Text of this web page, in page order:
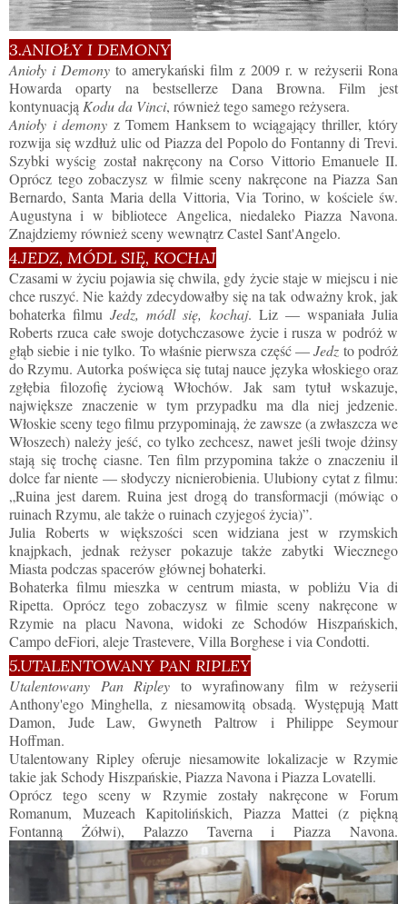
3.ANIOŁY I DEMONY
Anioły i Demony to amerykański film z 2009 r. w reżyserii Rona
Howarda oparty na bestsellerze Dana Browna. Film jest
kontynuacją Kodu da Vinci, również tego samego reżysera.
Anioły i demony z Tomem Hanksem to wciągający thriller, który
rozwija się wzdłuż ulic od Piazza del Popolo do Fontanny di Trevi.
Szybki wyścig został nakręcony na Corso Vittorio Emanuele II.
Oprócz tego zobaczysz w filmie sceny nakręcone na Piazza San
Bernardo, Santa Maria della Vittoria, Via Torino, w kościele św.
Augustyna i w bibliotece Angelica, niedaleko Piazza Navona.
Znajdziemy również sceny wewnątrz Castel Sant'Angelo.
4.JEDZ, MÓDL SIĘ, KOCHAJ
Czasami w życiu pojawia się chwila, gdy życie staje w miejscu i nie
chce ruszyć. Nie każdy zdecydowałby się na tak odważny krok, jak
bohaterka filmuJedz, módl się, kochaj. Liz — wspaniała Julia
Roberts rzuca całe swoje dotychczasowe życie i rusza w podróż w
głąb siebie i nie tylko. To właśnie pierwsza część—Jedz to podróż
do Rzymu. Autorka poświęca się tutaj nauce języka włoskiego oraz
zgłębia filozofię życiową Włochów. Jak sam tytuł wskazuje,
największe znaczenie w tym przypadku ma dla niej jedzenie.
Włoskie sceny tego filmu przypominają, że zawsze (a zwłaszcza we
Włoszech) należy jeść, co tylko zechcesz, nawet jeśli twoje dżinsy
stają się trochę ciasne. Ten film przypomina także o znaczeniu il
dolce far niente —słodyczy nicnierobienia. Ulubiony cytat z filmu:
„Ruina jest darem. Ruina jest drogą do transformacji (mówiąc o
ruinach Rzymu, ale także o ruinach czyjegoś życia)”.
Julia Roberts w większości scen widziana jest w rzymskich
knajpkach, jednak reżyser pokazuje także zabytki Wiecznego
Miasta podczas spacerów głównej bohaterki.
Bohaterka filmu mieszka w centrum miasta, w pobliżu Via di
Ripetta. Oprócz tego zobaczysz w filmie sceny nakręcone w
Rzymie na placu Navona, widoki ze Schodów Hiszpańskich,
Campo deFiori, aleje Trastevere, Villa Borghese i via Condotti.
5.UTALENTOWANY PAN RIPLEY
Utalentowany Pan Ripley to wyrafinowany film w reżyserii
Anthony'ego Minghella, z niesamowitą obsadą. Występują Matt
Damon, Jude Law, Gwyneth Paltrow i Philippe Seymour
Hoffman.
Utalentowany Ripley oferuje niesamowite lokalizacje w Rzymie
takie jak Schody Hiszpańskie, Piazza Navona i Piazza Lovatelli.
Oprócz tego sceny w Rzymie zostały nakręcone w Forum
Romanum, Muzeach Kapitolińskich, Piazza Mattei (z piękną
Fontanną Żółwi), Palazzo Taverna i Piazza Navona.